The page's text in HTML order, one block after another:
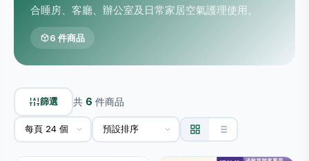
合睡房、客廳、辦公室及日常家居空氣護理使用。
6 件商品
篩選 共 6 件商品